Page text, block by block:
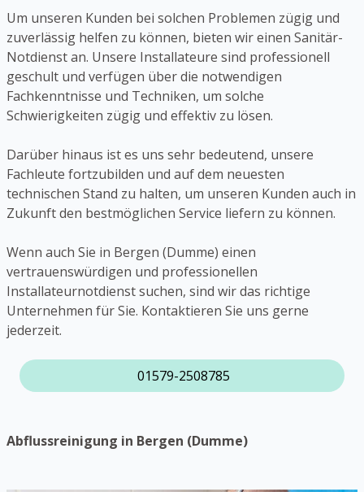
Um unseren Kunden bei solchen Problemen zügig und
zuverlässig helfen zu können, bieten wir einen Sanitär-
Notdienst an. Unsere Installateure sind professionell
geschult und verfügen über die notwendigen
Fachkenntnisse und Techniken, um solche
Schwierigkeiten zügig und effektiv zu lösen.
Darüber hinaus ist es uns sehr bedeutend, unsere
Fachleute fortzubilden und auf dem neuesten
technischen Stand zu halten, um unseren Kunden auch in
Zukunft den bestmöglichen Service liefern zu können.
Wenn auch Sie in Bergen (Dumme) einen
vertrauenswürdigen und professionellen
Installateurnotdienst suchen, sind wir das richtige
Unternehmen für Sie. Kontaktieren Sie uns gerne
jederzeit.
01579-2508785
Abflussreinigung in Bergen (Dumme)